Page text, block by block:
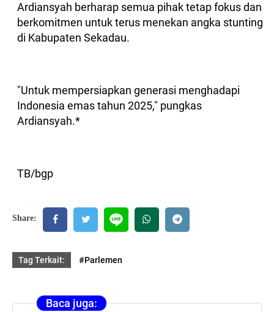
Ardiansyah berharap semua pihak tetap fokus dan
berkomitmen untuk terus menekan angka stunting
di Kabupaten Sekadau.
"Untuk mempersiapkan generasi menghadapi
Indonesia emas tahun 2025," pungkas
Ardiansyah.*
TB/bgp
Share:
Tag Terkait: #Parlemen
Baca juga: